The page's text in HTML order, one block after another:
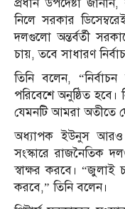
প্রধান উপদেষ্টা
নিলে সরকার
দলগুলো অন্তর্বর্তী
চায়, তবে সাধারণ
তিনি বলেন,
পরিবেশে অনুষ্ঠিত হবে।
যেমনটি আমরা অতীতে
অধ্যাপক ইউনুস আরও
সংস্কারে রাজনৈতিক
স্বাক্ষর করবে। “জুলাই
করবে,” তিনি বলেন।